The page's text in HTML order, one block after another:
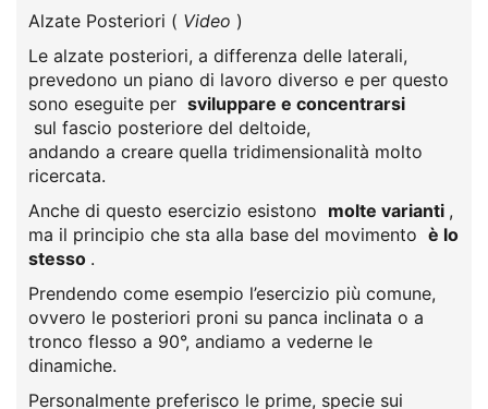
Alzate Posteriori ( Video )
Le alzate posteriori, a differenza delle laterali,
prevedono un piano di lavoro diverso e per questo
sono eseguite per sviluppare e concentrarsi
sul fascio posteriore del deltoide,
andando a creare quella tridimensionalità molto
ricercata.
Anche di questo esercizio esistono molte varianti ,
ma il principio che sta alla base del movimento è lo
stesso .
Prendendo come esempio l’esercizio più comune,
ovvero le posteriori proni su panca inclinata o a
tronco flesso a 90°, andiamo a vederne le
dinamiche.
Personalmente preferisco le prime, specie sui